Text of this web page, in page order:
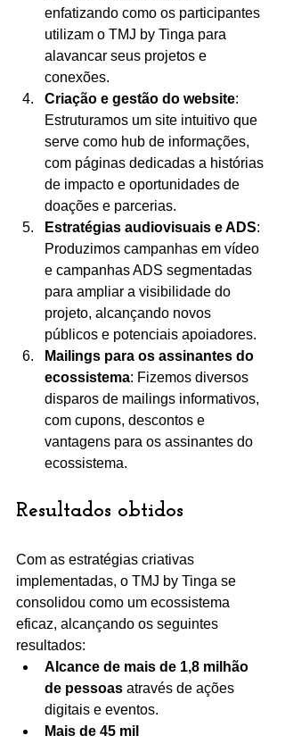
enfatizando como os participantes
utilizam o TMJ by Tinga para
alavancar seus projetos e
conexões.
Criação e gestão do website:
Estruturamos um site intuitivo que
serve como hub de informações,
com páginas dedicadas a histórias
de impacto e oportunidades de
doações e parcerias.
Estratégias audiovisuais e ADS:
Produzimos campanhas em vídeo
e campanhas ADS segmentadas
para ampliar a visibilidade do
projeto, alcançando novos
públicos e potenciais apoiadores.
Mailings para os assinantes do
ecossistema: Fizemos diversos
disparos de mailings informativos,
com cupons, descontos e
vantagens para os assinantes do
ecossistema.
Resultados obtidos
Com as estratégias criativas
implementadas, o TMJ by Tinga se
consolidou como um ecossistema
eficaz, alcançando os seguintes
resultados:
Alcance de mais de 1,8 milhão
de pessoas através de ações
digitais e eventos.
Mais de 45 mil